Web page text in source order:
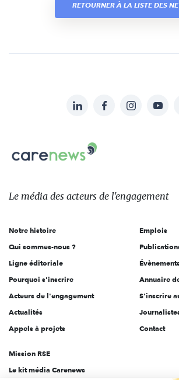
RETOURNER À LA LISTE DES
sur:
LinkedInFacebookInstagram
Carenews,
Le
des
l'engagement
Le média des acteurs de l'engagement
Notre histoire
Qui sommes-nous ?
Ligne éditoriale
Pourquoi s'inscrire
Acteurs de l'engagement
Actualités
Appels à projets
Emplois
Annuaire
S'inscrire
Contact
Mission RSE
Le kit média Carenews